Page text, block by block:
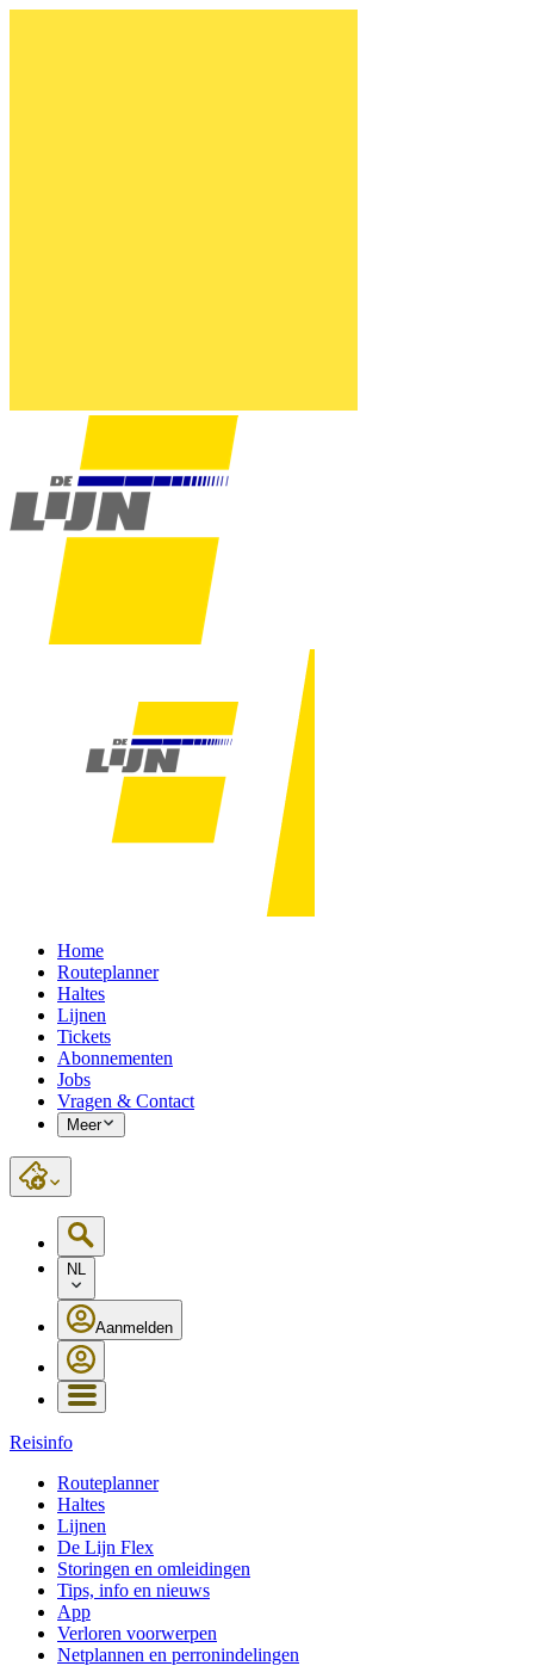
Home
Routeplanner
Haltes
Lijnen
Tickets
Abonnementen
Jobs
Vragen & Contact
Meer
NL
Aanmelden
Reisinfo
Routeplanner
Haltes
Lijnen
De Lijn Flex
Storingen en omleidingen
Tips, info en nieuws
App
Verloren voorwerpen
Netplannen en perronindelingen